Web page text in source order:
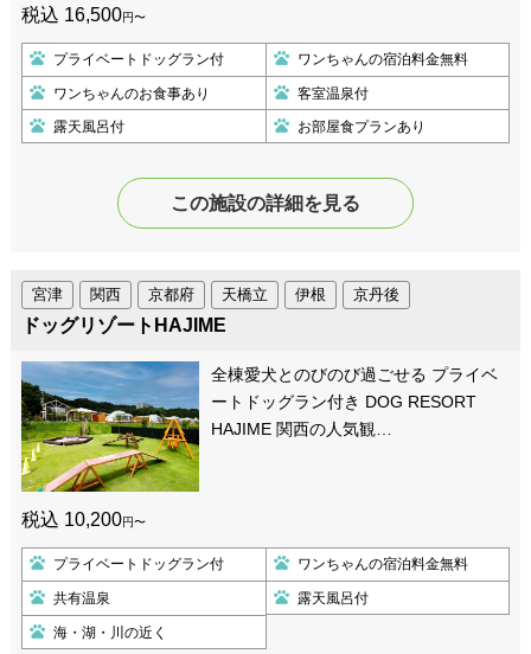
税込 16,500円〜
プライベートドッグラン付 ワンちゃんの宿泊料金無料
ワンちゃんのお食事あり 客室温泉付
露天風呂付 お部屋食プランあり
この施設の詳細を見る
伊根 京丹後
宮津 関西 京都府 天橋立
ドッグリゾートHAJIME
全棟愛犬とのびのび過ごせる プライベ
ートドッグラン付き DOG RESORT
HAJIME 関西の人気観…
税込 10,200円〜
プライベートドッグラン付 ワンちゃんの宿泊料金無料
共有温泉 露天風呂付
海・湖・川の近く